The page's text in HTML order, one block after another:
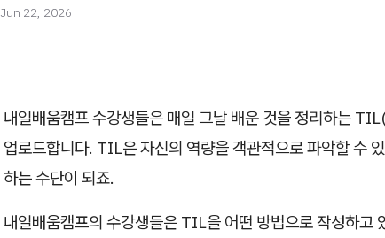
Jun 22, 2026
내일배움캠프 수강생들은 매일 그날 배운 것을 정리하는
업로드합니다. TIL은 자신의 역량을 객관적으로 파악할 수
하는 수단이 되죠.
내일배움캠프의 수강생들은 TIL을 어떤 방법으로 작성하고